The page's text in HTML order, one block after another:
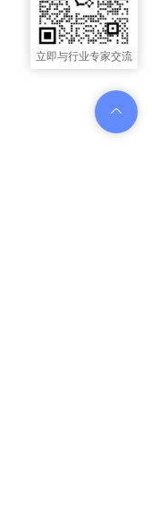
立即与行业专家交流